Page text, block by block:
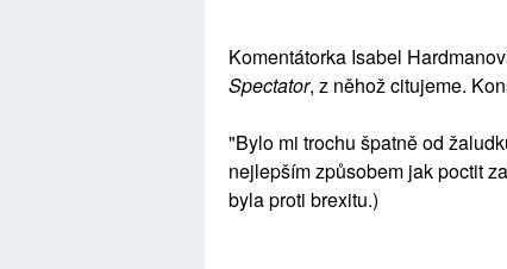
Komentátorka Isabel
Spectator, z něhož citujeme.
"Bylo mi trochu špatně od
nejlepším způsobem jak poctit
byla proti brexitu.)